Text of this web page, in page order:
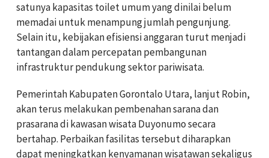
satunya kapasitas toilet umum yang dinilai belum
memadai untuk menampung jumlah pengunjung.
Selain itu, kebijakan efisiensi anggaran turut menjadi
tantangan dalam percepatan pembangunan
infrastruktur pendukung sektor pariwisata.
Pemerintah Kabupaten Gorontalo Utara, lanjut Robin,
akan terus melakukan pembenahan sarana dan
prasarana di kawasan wisata Duyonumo secara
bertahap. Perbaikan fasilitas tersebut diharapkan
dapat meningkatkan kenyamanan wisatawan sekaligus